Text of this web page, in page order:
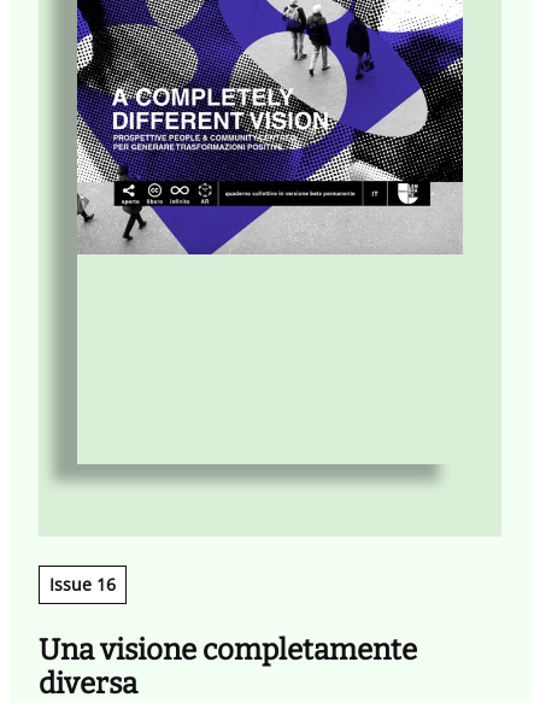
Issue 16
Una visione completamente
diversa